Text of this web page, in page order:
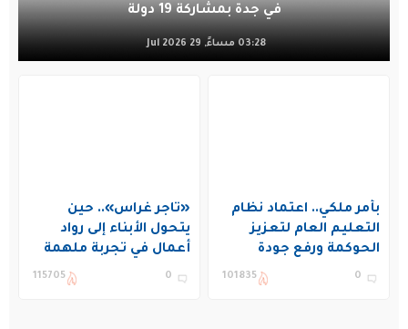
في جدة بمشاركة 19 دولة
03:28 مساءً, 29 Jul 2026
بأمر ملكي.. اعتماد نظام
التعليم العام لتعزيز
الحوكمة ورفع جودة
التعليم في المملكة
0
101835
«تاجر غراس».. حين
يتحول الأبناء إلى رواد
أعمال في تجربة ملهمة
بنادي غراس الصيفي
0
115705